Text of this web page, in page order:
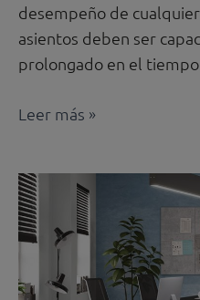
desempeño de
asientos deben ser
prolongado en el
Leer más »
El
papel
de
sillas